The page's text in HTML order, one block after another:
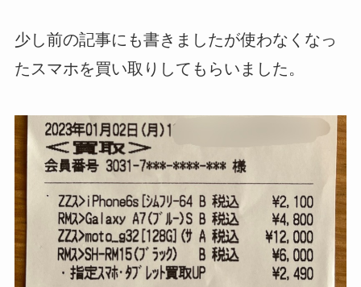
少し前の記事にも書きましたが使わなくなっ
たスマホを買い取りしてもらいました。